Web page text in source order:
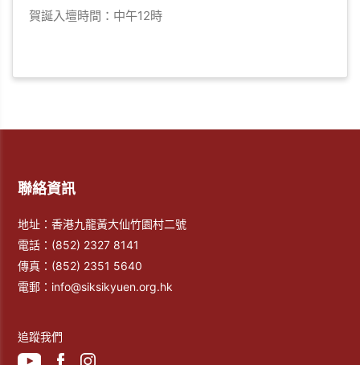
賀誕入壇時間：中午12時
聯絡資訊
地址：香港九龍黃大仙竹園村二號
電話： (852) 2327 8141
傳真： (852) 2351 5640
電郵： info@siksikyuen.org.hk
追蹤我們